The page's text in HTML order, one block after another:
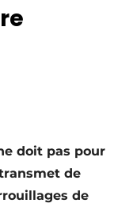
doit pas pour
de
de